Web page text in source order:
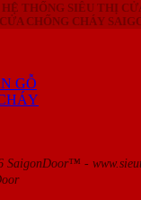
HỆ THỐNG SIÊU THỊ
CHỐNG CHÁY
GỖ
-